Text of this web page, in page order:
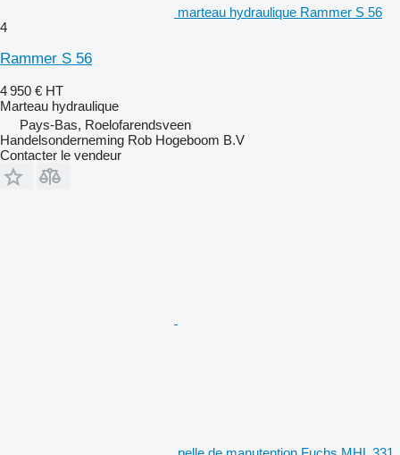
marteau hydraulique Rammer S 56
4
Rammer S 56
4 950 € HT
Marteau hydraulique
Pays-Bas, Roelofarendsveen
Handelsonderneming Rob Hogeboom B.V
Contacter le vendeur